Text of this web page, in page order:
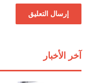
آخر الأخبار